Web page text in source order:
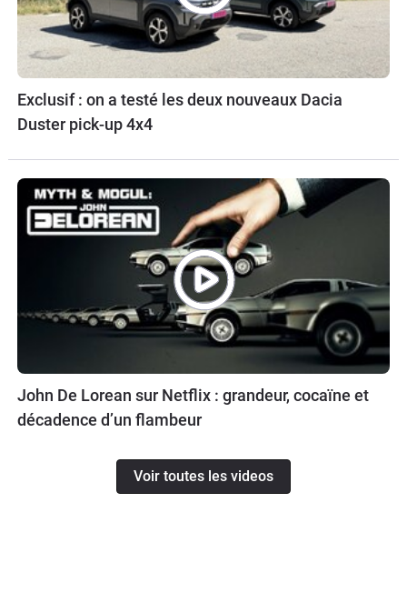
Exclusif : on a testé les deux nouveaux Dacia
Duster pick-up 4x4
John De Lorean sur Netflix : grandeur, cocaïne et
décadence d’un flambeur
Voir toutes les videos